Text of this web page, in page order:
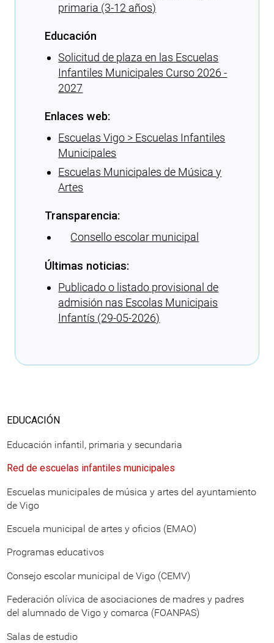
primaria (3-12 años)
Educación
Solicitud de plaza en las Escuelas
Infantiles Municipales Curso 2026 -
2027
Enlaces web:
Escuelas Vigo > Escuelas Infantiles
Municipales
Escuelas Municipales de Música y
Artes
Transparencia:
Consello escolar municipal
Últimas noticias:
Publicado o listado provisional de
admisión nas Escolas Municipais
Infantís (29-05-2026)
EDUCACIÓN
Educación infantil, primaria y secundaria
Red de escuelas infantiles municipales
Escuelas municipales de música y artes del ayuntamiento
de Vigo
Escuela municipal de artes y oficios (EMAO)
Programas educativos
Consejo escolar municipal de Vigo (CEMV)
Federación olívica de asociaciones de madres y padres
del alumnado de Vigo y comarca (FOANPAS)
Salas de estudio